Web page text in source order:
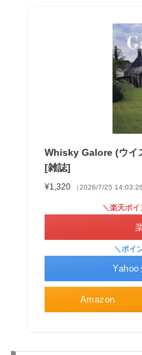
Whisky Galore (ウイ
[雑誌]
¥1,320 （2026/7/25
Amazon
＼楽天ポイ
＼ポイ
Yahoo